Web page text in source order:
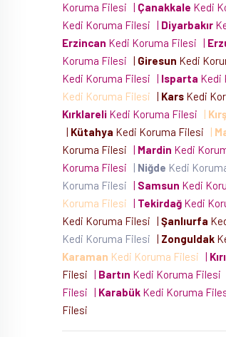
Koruma Filesi | Çanakkale Kedi
Kedi Koruma Filesi | Diyarbakır
Erzincan Kedi Koruma Filesi |
Koruma Filesi | Giresun Kedi
Kedi Koruma Filesi | Isparta Kedi
Kedi Koruma Filesi | Kars Kedi
Kırklareli Kedi Koruma Filesi |
| Kütahya Kedi Koruma Filesi |
Koruma Filesi | Mardin Kedi
Koruma Filesi
| Niğde Kedi
Koruma Filesi | Samsun Kedi
Koruma Filesi | Tekirdağ Kedi
Kedi Koruma Filesi | Şanlıurfa
Kedi Koruma Filesi | Zonguldak
Karaman Kedi Koruma Filesi |
Filesi | Bartın Kedi Koruma Filesi
Filesi | Karabük Kedi Koruma
Filesi